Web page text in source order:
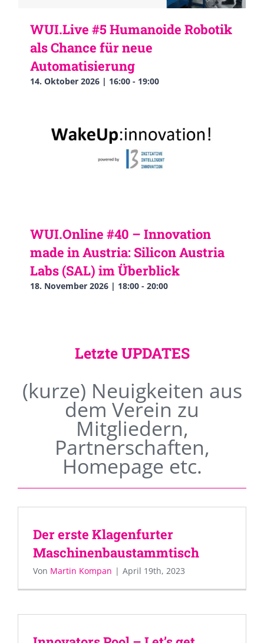
WUI.Live #5 Humanoide Robotik
als Chance für neue
Automatisierung
14. Oktober 2026 | 16:00 - 19:00
WUI.Online #40 – Innovation
made in Austria: Silicon Austria
Labs (SAL) im Überblick
18. November 2026 | 18:00 - 20:00
Letzte UPDATES
(kurze) Neuigkeiten aus
dem Verein zu
Mitgliedern,
Partnerschaften,
Homepage etc.
Der erste Klagenfurter
Maschinenbaustammtisch
Von Martin Kompan | April 19th, 2023